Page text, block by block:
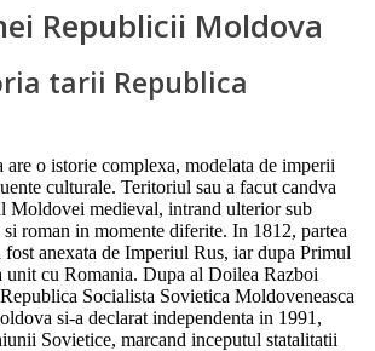
Republicii Moldova
tarii Republica
o istorie complexa, modelata de imperii
culturale. Teritoriul sau a facut candva
Moldovei medieval, intrand ulterior sub
roman in momente diferite. In 1812, partea
fost anexata de Imperiul Rus, iar dupa Primul
unit cu Romania. Dupa al Doilea Razboi
Socialista Sovietica Moldoveneasca
si-a declarat independenta in 1991,
Sovietice, marcand inceputul statalitatii